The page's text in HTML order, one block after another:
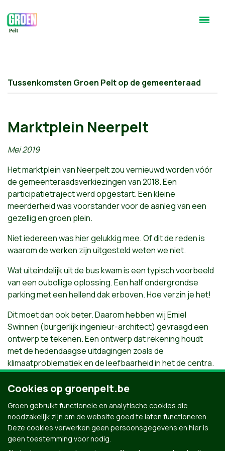
Tussenkomsten Groen Pelt op de gemeenteraad
Marktplein Neerpelt
Mei 2019
Het marktplein van Neerpelt zou vernieuwd worden vóór
de gemeenteraadsverkiezingen van 2018. Een
participatietraject werd opgestart. Een kleine
meerderheid was voorstander voor de aanleg van een
gezellig en groen plein.
Niet iedereen was hier gelukkig mee. Of dit de reden is
waarom de werken zijn uitgesteld weten we niet.
Wat uiteindelijk uit de bus kwam is een typisch voorbeeld
van een oubollige oplossing. Een half ondergrondse
parking met een hellend dak erboven. Hoe verzin je het!
Dit moet dan ook beter. Daarom hebben wij Emiel
Swinnen (burgerlijk ingenieur-architect) gevraagd een
ontwerp te tekenen. Een ontwerp dat rekening houdt
met de hedendaagse uitdagingen zoals de
klimaatproblematiek en de leefbaarheid in het de centra.
Klik hier voor ons ontwerp van het marktplein van
Neerpelt.
Cookies op groenpelt.be
Groen gebruikt functionele en analytische cookies die
noodzakelijk zijn om de website goed te laten functioneren.
Deze cookies verwerken geen persoonsgegevens en hier is
geen toestemming voor nodig.